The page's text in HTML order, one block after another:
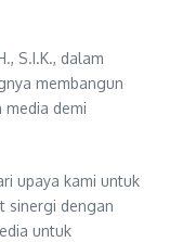
S.I.K., dalam
membangun
media demi
upaya kami untuk
sinergi dengan
untuk